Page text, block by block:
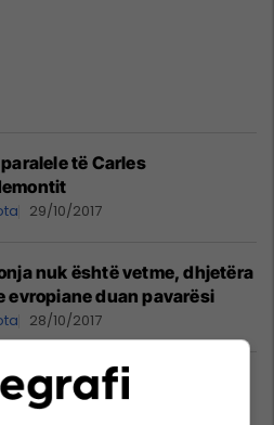
të Carles
29/10/2017
nuk është vetme, dhjetëra
evropiane duan pavarësi
28/10/2017
Mustafa-Remi pro
së Katalonisë